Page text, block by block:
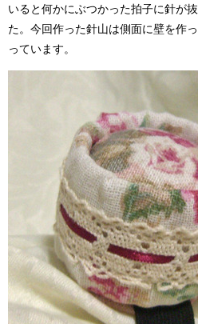
いると何かにぶつかった拍子に針が
た。今回作った針山は側面に壁を作
っています。